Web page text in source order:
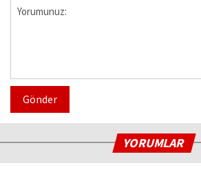
Gönder
YORUMLAR